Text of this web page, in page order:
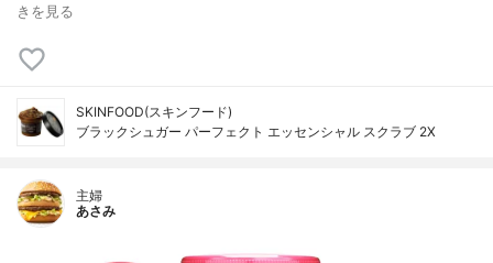
きを見る
SKINFOOD(スキンフード)
ブラックシュガー パーフェクト エッセンシャル スクラブ 2X
主婦
あさみ